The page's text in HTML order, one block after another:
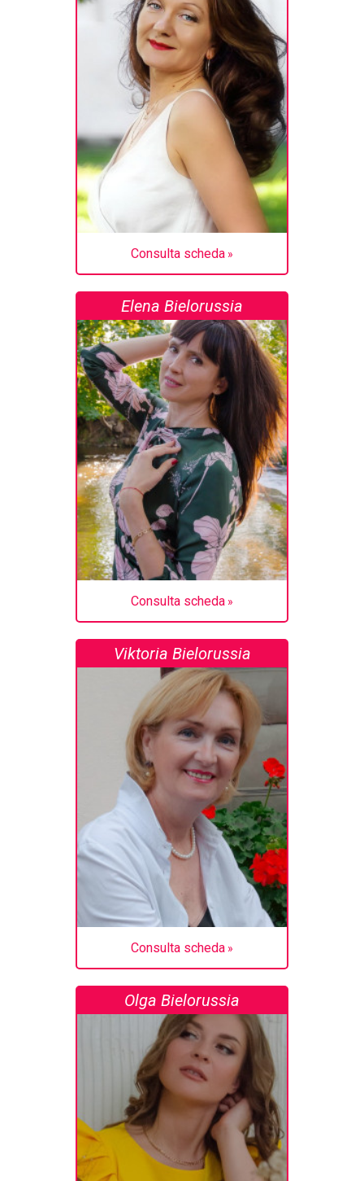
Consulta scheda
Elena Bielorussia
Consulta scheda
Viktoria Bielorussia
Consulta scheda
Olga Bielorussia